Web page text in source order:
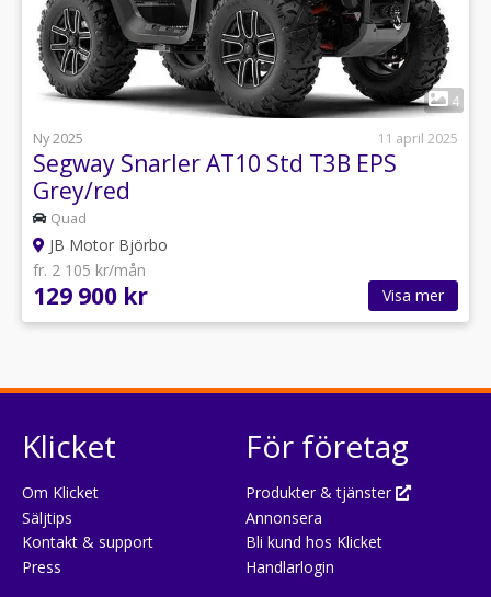
4
Ny 2025
11 april 2025
Segway Snarler AT10 Std T3B EPS
Grey/red
Quad
JB Motor Björbo
fr. 2 105 kr/mån
129 900 kr Visa mer
Klicket
Om Klicket
Säljtips
Kontakt & support
Press
För företag
Produkter & tjänster
Annonsera
Bli kund hos Klicket
Handlarlogin